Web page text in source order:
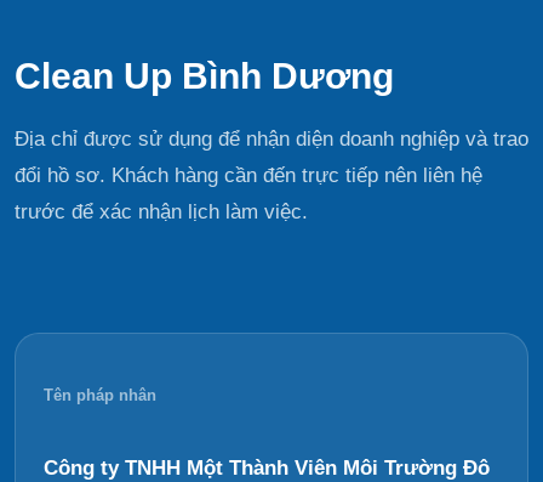
Clean Up Bình Dương
Địa chỉ được sử dụng để nhận diện doanh nghiệp và trao
đổi hồ sơ. Khách hàng cần đến trực tiếp nên liên hệ
trước để xác nhận lịch làm việc.
Tên pháp nhân
Công ty TNHH Một Thành Viên Môi Trường Đô